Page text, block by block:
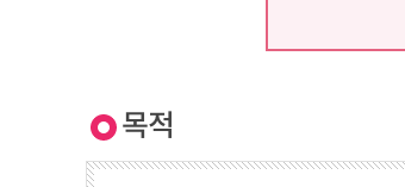
목적